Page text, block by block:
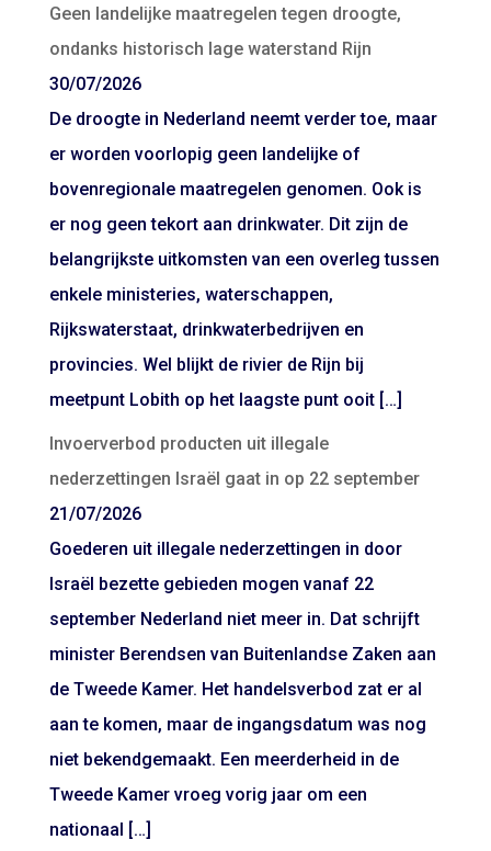
Geen landelijke maatregelen tegen droogte,
ondanks historisch lage waterstand Rijn
30/07/2026
De droogte in Nederland neemt verder toe, maar
er worden voorlopig geen landelijke of
bovenregionale maatregelen genomen. Ook is
er nog geen tekort aan drinkwater. Dit zijn de
belangrijkste uitkomsten van een overleg tussen
enkele ministeries, waterschappen,
Rijkswaterstaat, drinkwaterbedrijven en
provincies. Wel blijkt de rivier de Rijn bij
meetpunt Lobith op het laagste punt ooit […]
Invoerverbod producten uit illegale
nederzettingen Israël gaat in op 22 september
21/07/2026
Goederen uit illegale nederzettingen in door
Israël bezette gebieden mogen vanaf 22
september Nederland niet meer in. Dat schrijft
minister Berendsen van Buitenlandse Zaken aan
de Tweede Kamer. Het handelsverbod zat er al
aan te komen, maar de ingangsdatum was nog
niet bekendgemaakt. Een meerderheid in de
Tweede Kamer vroeg vorig jaar om een
nationaal […]